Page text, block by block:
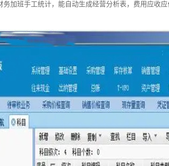
务加班手工统计，能自动生成经营分析表，费用应收